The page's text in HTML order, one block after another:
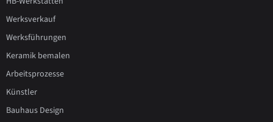
Werksverkauf
Werksführungen
Keramik bemalen
Arbeitsprozesse
Künstler
Bauhaus Design